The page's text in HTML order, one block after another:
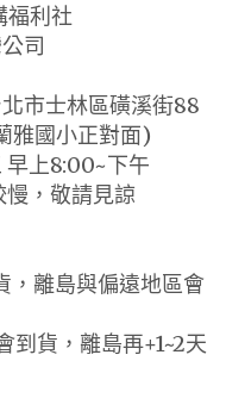
福利社
司
市士林區磺溪街88
雅國小正對面)
上8:00~下午
慢，敬請見諒
離島與偏遠地區會
貨，離島再+1~2天